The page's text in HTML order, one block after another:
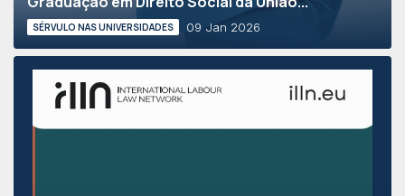
SÉRVULO NAS UNIVERSIDADES 09 Jan 2026